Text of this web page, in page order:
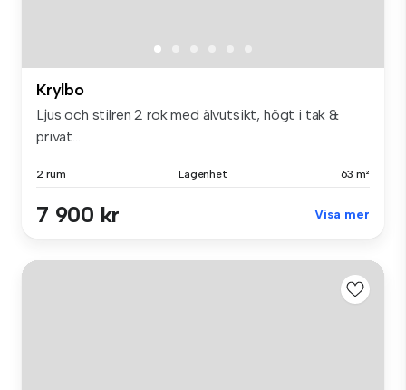
Krylbo
Ljus och stilren 2 rok med älvutsikt, högt i tak &
privat...
2 rum Lägenhet 63 m²
7 900 kr Visa mer